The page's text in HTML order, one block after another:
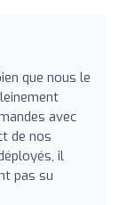
que nous le
avec
de nos
il
pas su